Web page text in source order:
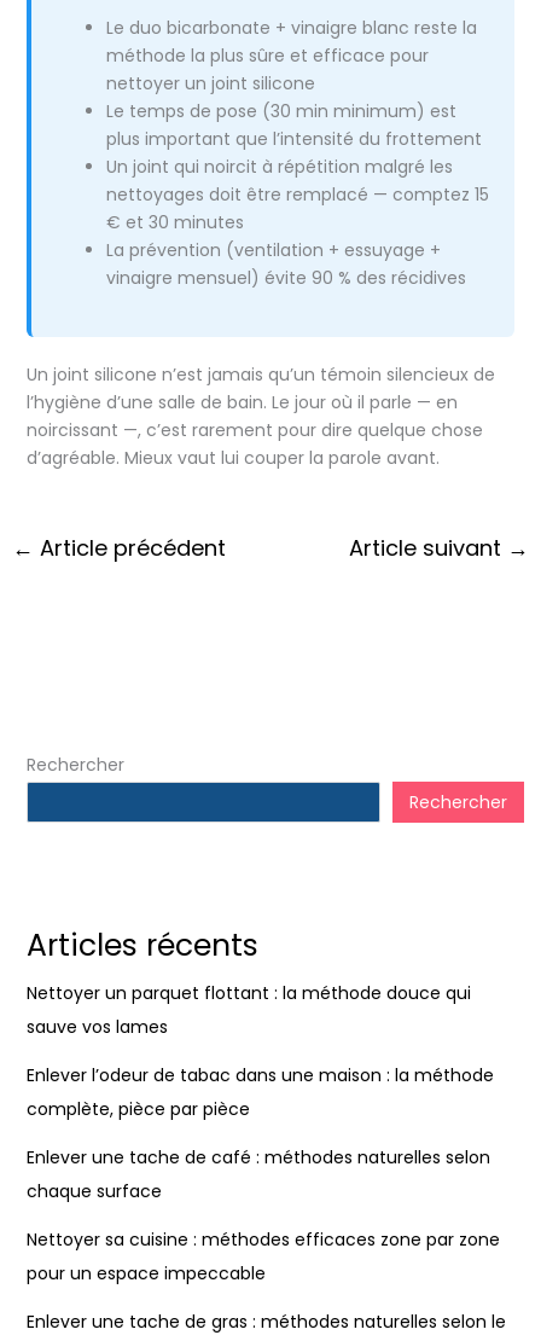
Le duo bicarbonate + vinaigre blanc reste la
méthode la plus sûre et efficace pour
nettoyer un joint silicone
Le temps de pose (30 min minimum) est
plus important que l’intensité du frottement
Un joint qui noircit à répétition malgré les
nettoyages doit être remplacé — comptez 15
€ et 30 minutes
La prévention (ventilation + essuyage +
vinaigre mensuel) évite 90 % des récidives
Un joint silicone n’est jamais qu’un témoin silencieux de
l’hygiène d’une salle de bain. Le jour où il parle — en
noircissant —, c’est rarement pour dire quelque chose
d’agréable. Mieux vaut lui couper la parole avant.
← Article précédent Article suivant →
Rechercher
Rechercher
Articles récents
Nettoyer un parquet flottant : la méthode douce qui
sauve vos lames
Enlever l’odeur de tabac dans une maison : la méthode
complète, pièce par pièce
Enlever une tache de café : méthodes naturelles selon
chaque surface
Nettoyer sa cuisine : méthodes efficaces zone par zone
pour un espace impeccable
Enlever une tache de gras : méthodes naturelles selon le